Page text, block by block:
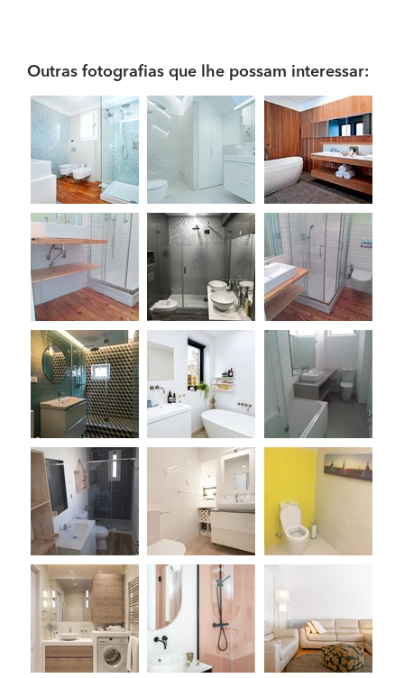
Outras fotografias que lhe possam interessar: